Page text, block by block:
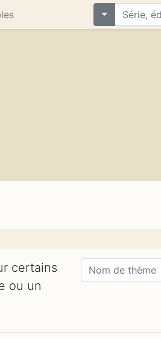
certains
ou un
Nom de thème